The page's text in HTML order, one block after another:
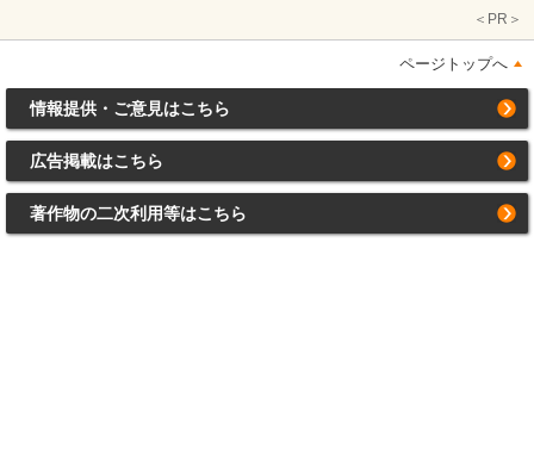
＜PR＞
ページトップへ
情報提供・ご意見はこちら
広告掲載はこちら
著作物の二次利用等はこちら